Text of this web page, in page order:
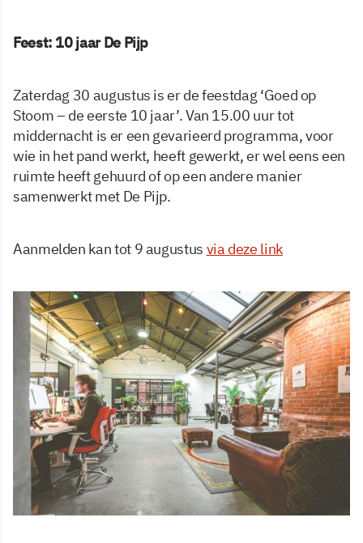
Feest: 10 jaar De Pijp
Zaterdag 30 augustus is er de feestdag ‘Goed op
Stoom – de eerste 10 jaar’. Van 15.00 uur tot
middernacht is er een gevarieerd programma, voor
wie in het pand werkt, heeft gewerkt, er wel eens een
ruimte heeft gehuurd of op een andere manier
samenwerkt met De Pijp.
Aanmelden kan tot 9 augustus via deze link